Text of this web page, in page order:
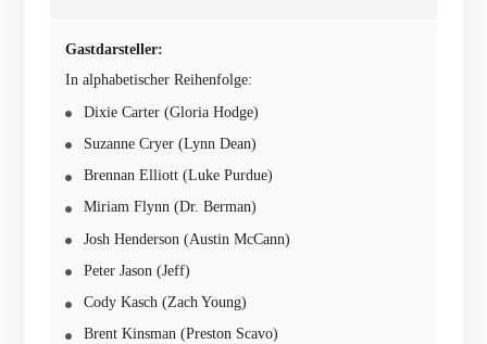
Gastdarsteller:
In alphabetischer Reihenfolge:
Dixie Carter (Gloria Hodge)
Suzanne Cryer (Lynn Dean)
Brennan Elliott (Luke Purdue)
Miriam Flynn (Dr. Berman)
Josh Henderson (Austin McCann)
Peter Jason (Jeff)
Cody Kasch (Zach Young)
Brent Kinsman (Preston Scavo)